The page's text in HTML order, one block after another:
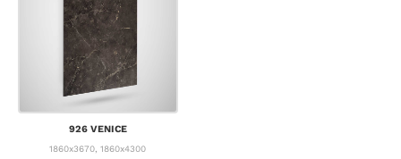
926 VENICE
1860x3670, 1860x4300